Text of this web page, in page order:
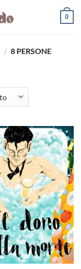
0
/ 8 PERSONE